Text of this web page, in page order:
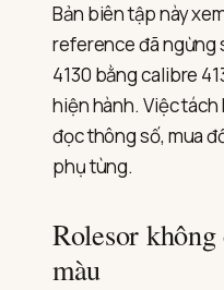
Bản biên tập này
reference đã ngừng
4130 bằng calibre
hiện hành. Việc
đọc thông số, mua
phụ tùng.
Rolesor
màu